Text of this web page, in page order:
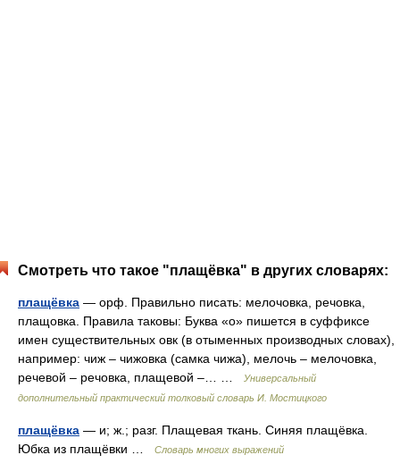
Смотреть что такое "плащёвка" в других словарях:
плащёвка — орф. Правильно писать: мелочовка, речовка,
плащовка. Правила таковы: Буква «о» пишется в суффиксе
имен существительных овк (в отыменных производных словах),
например: чиж – чижовка (самка чижа), мелочь – мелочовка,
речевой – речовка, плащевой –… …
Универсальный
дополнительный практический толковый словарь И. Мостицкого
плащёвка — и; ж.; разг. Плащевая ткань. Синяя плащёвка.
Юбка из плащёвки …
Словарь многих выражений